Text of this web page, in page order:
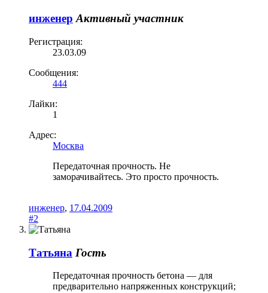
инженер Активный участник
Регистрация:
23.03.09
Сообщения:
444
Лайки:
1
Адрес:
Москва
Передаточная прочность. Не
заморачивайтесь. Это просто прочность.
инженер, 17.04.2009
#2
Татьяна Гость
Передаточная прочность бетона — для
предварительно напряженных конструкций;